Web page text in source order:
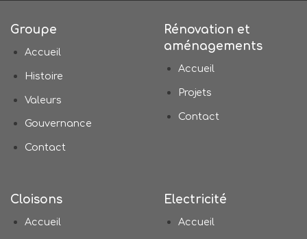
Groupe
Accueil
Histoire
Valeurs
Gouvernance
Contact
Rénovation et
aménagements
Accueil
Projets
Contact
Cloisons
Accueil
Electricité
Accueil